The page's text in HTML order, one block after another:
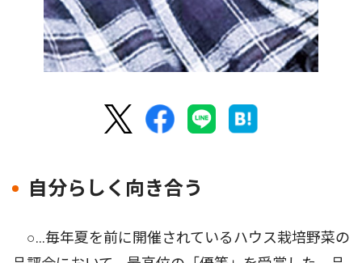
自分らしく向き合う
○…毎年夏を前に開催されているハウス栽培野菜の